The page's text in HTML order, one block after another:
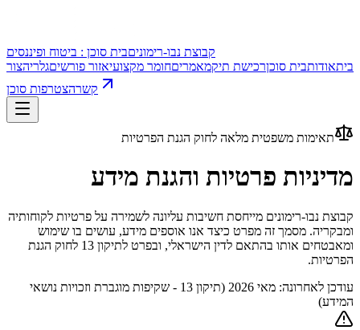
קבוצת נבו-רימוניםבית סוכן : ביטוח ופיננסים
ביתאודותבית סוכןרכישת תיקמאמריםחומר מקצועיאזור פורשיםגלריהצור
קשרהצטרפות סוכן
תאימות משפטית מלאה לחוק הגנת הפרטיות
מדיניות פרטיות והגנת מידע
קבוצת נבו-רימונים מייחסת חשיבות עליונה לשמירה על פרטיות לקוחותיה
ומבקריה. מסמך זה מפרט כיצד אנו אוספים מידע, עושים בו שימוש
ומאבטחים אותו בהתאם לדין הישראלי, ובפרט לתיקון 13 לחוק הגנת
הפרטיות.
עודכן לאחרונה: מאי 2026 (תיקון 13 - שקיפות מוגברת וזכויות נושאי
המידע)